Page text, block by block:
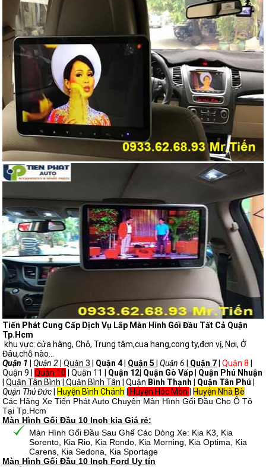
Tiến Phát Cung Cấp Dịch Vụ Lắp Màn Hình Gối Đầu Tất Cả Quận
Tp.Hcm
khu vực: cửa hàng, Chỗ, Trung tâm,cua hang,cong ty,đơn vị, Nơi, Ở
Đâu,chỗ nào...
Quận 1 |Quận 2 | Quận 3 Quận 4| Quận 5 |Quận 6 Quận 7 |Quận 8
Quận 9 |Quận 10 | Quận 11 | Quận 12 Quận Gò Vấp
Quận Phú Nhuận
|Quận Tân Bình Quận Bình Tân | Quận Bình Thạnh Quận Tân Phú
Quận Thủ Đức
Huyện Bình Chánh Huyện Hóc Môn
Huyện Nhà Bè
Các Hãng Xe Tiến Phát Auto Chuyên Màn Hình Gối Đầu Cho Ô Tô
Tại Tp.Hcm
Màn Hình Gối Đầu 10 Inch kia Giá rẻ:
Màn Hình Gối Đầu Sau Ghế Các Dòng Xe: Kia K3, Kia
Sorento, Kia Rio, Kia Rondo, Kia Morning, Kia Optima, Kia
Carens, Kia Sedona, Kia Sportage
Màn Hình Gối Đầu 10 Inch Ford Uy tín